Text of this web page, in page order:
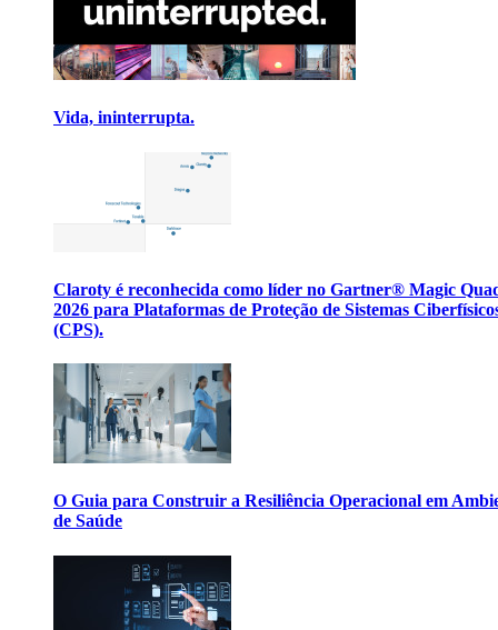
Vida, ininterrupta.
Claroty é reconhecida como líder no Gartner® Magic
2026 para Plataformas de Proteção de Sistemas
(CPS).
O Guia para Construir a Resiliência Operacional em
de Saúde